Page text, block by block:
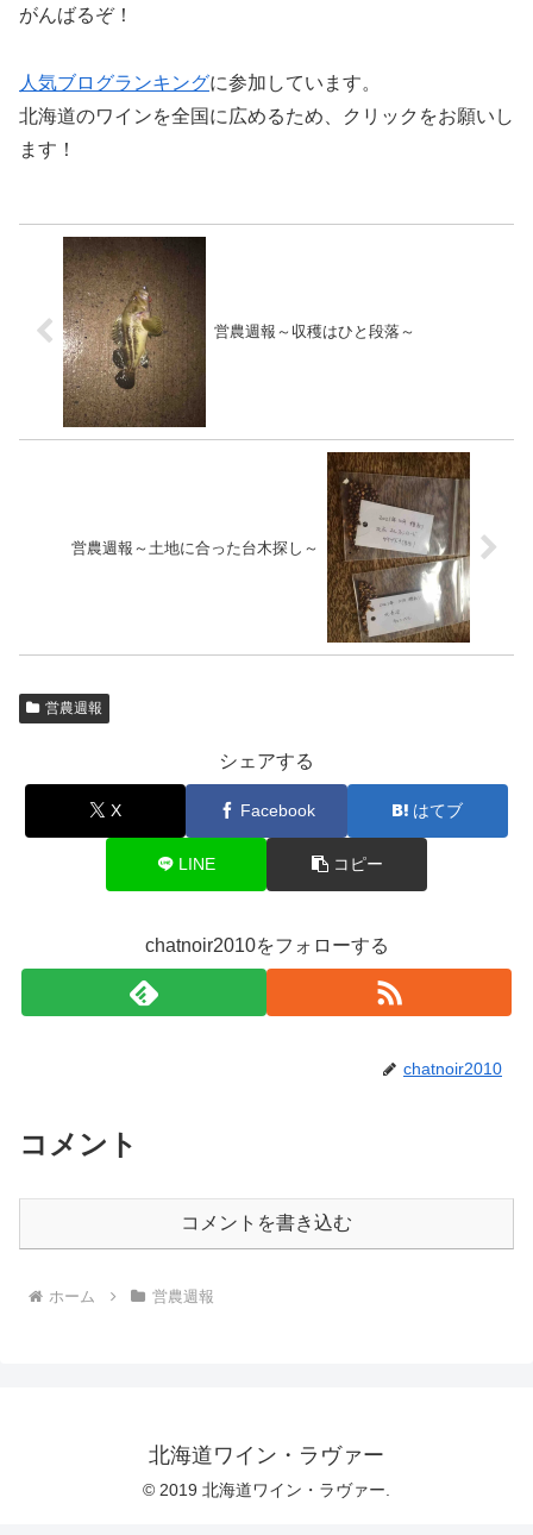
がんばるぞ！
人気ブログランキングに参加しています。
北海道のワインを全国に広めるため、クリックをお願いし
ます！
営農週報～収穫はひと段落～
営農週報～土地に合った台木探し～
営農週報
シェアする
X Facebook はてブ
LINE コピー
chatnoir2010をフォローする
chatnoir2010
コメント
コメントを書き込む
ホーム 営農週報
北海道ワイン・ラヴァー
© 2019 北海道ワイン・ラヴァー.